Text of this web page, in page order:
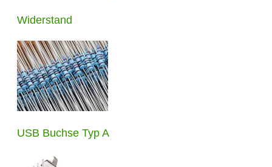
Widerstand
USB Buchse Typ A